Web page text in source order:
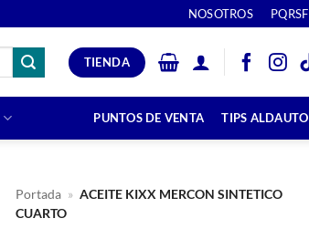
NOSOTROS PQRSF
TIENDA
PUNTOS DE VENTA TIPS ALDAUTO
Portada » ACEITE KIXX MERCON SINTETICO
CUARTO